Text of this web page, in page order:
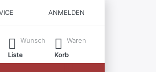
ANMELDEN
Drücken Sie die Eingabetaste, um
Wunsch
Liste
Waren
Korb